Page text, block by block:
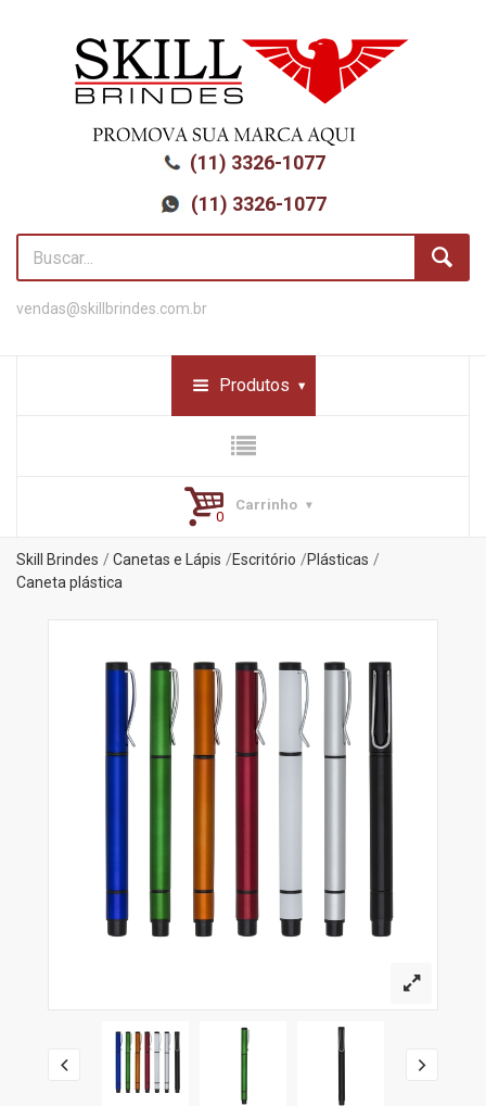
(11) 3326-1077
(11) 3326-1077
vendas@skillbrindes.com.br
Produtos
Carrinho
Skill Brindes Canetas e Lápis Escritório
Plásticas
Caneta plástica